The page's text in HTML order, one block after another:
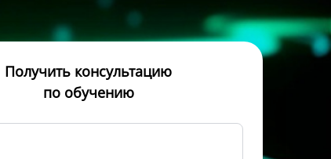
Получить консультацию
по обучению